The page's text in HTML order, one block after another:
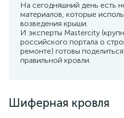
На сегодняшний день есть
материалов, которые
возведения крыши.
И эксперты Mastercity
российского портала о
ремонте) готовы
правильной кровли.
Шиферная кровля